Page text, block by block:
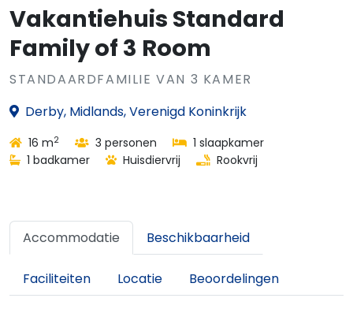
Vakantiehuis Standard
Family of 3 Room
STANDAARDFAMILIE VAN 3 KAMER
Derby, Midlands, Verenigd Koninkrijk
16 m2 3 personen
1 slaapkamer
1 badkamer
Huisdiervrij Rookvrij
Accommodatie Beschikbaarheid
Faciliteiten Locatie Beoordelingen